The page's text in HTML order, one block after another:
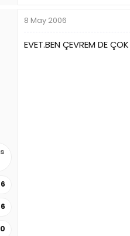
0
8 May 2006
EVET.BEN ÇEVREM DE